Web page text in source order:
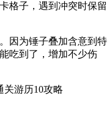
格子，遇到冲突时保留
因为锤子叠加含意到特
吃到了，增加不少伤